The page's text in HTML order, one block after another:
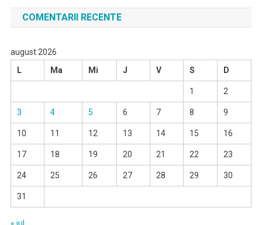
COMENTARII RECENTE
august 2026
L
Ma Mi J V S D
1 2
3 4 5 6 7 8 9
10 11 12 13 14 15 16
17 18 19 20 21 22 23
24 25 26 27 28 29 30
31